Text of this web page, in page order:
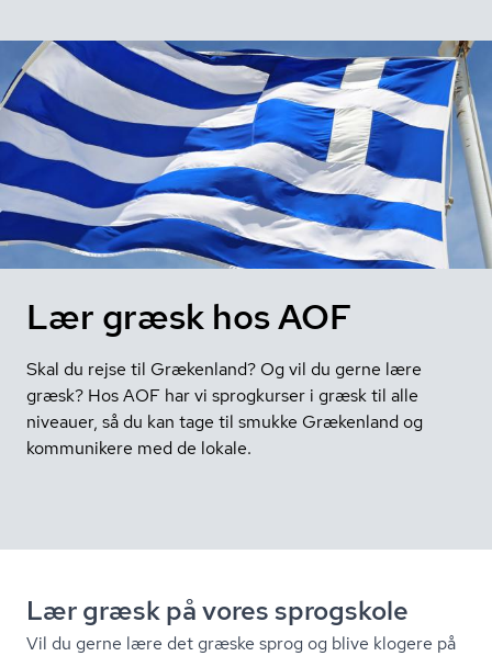
Lær græsk hos AOF
Skal du rejse til Grækenland? Og vil du gerne lære
græsk? Hos AOF har vi sprogkurser i græsk til alle
niveauer, så du kan tage til smukke Grækenland og
kommunikere med de lokale.
Lær græsk på vores sprogskole
Vil du gerne lære det græske sprog og blive klogere på